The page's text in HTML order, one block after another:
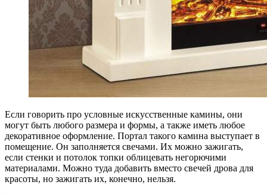
Если говорить про условные искусственные камины, они
могут быть любого размера и формы, а также иметь любое
декоративное оформление. Портал такого камина выступает в
помещение. Он заполняется свечами. Их можно зажигать,
если стенки и потолок топки облицевать негорючими
материалами. Можно туда добавить вместо свечей дрова для
красоты, но зажигать их, конечно, нельзя.